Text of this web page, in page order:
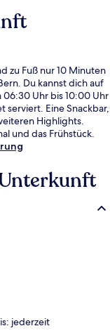
zu Fuß nur 10 Minuten
Du kannst dich auf
06:30 Uhr bis 10:00 Uhr
serviert. Eine Snackbar,
Highlights.
und das Frühstück.
jederzeit